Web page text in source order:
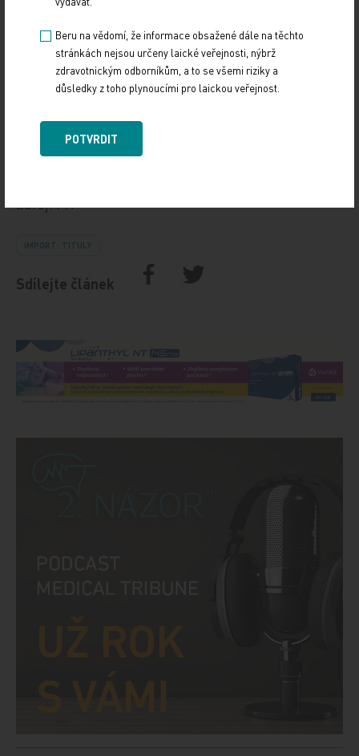
podobě, kdy vojáci ve válečném konfliktu v polních
podmínkách provádějí odběr od dárce a krev
rovnou aplikují poraněnému kolegovi,“ shrnul
primář Bohoněk.
Zdroj: MT
IMPORT: TITULY
Sdílejte článek
Beru na vědomí, že informace obsažené dále na těchto
stránkách nejsou určeny laické veřejnosti, nýbrž
zdravotnickým odborníkům, a to se všemi riziky a
důsledky z toho plynoucími pro laickou veřejnost.
POTVRDIT